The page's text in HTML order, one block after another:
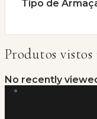
Tipo de
Produtos vistos
No recently